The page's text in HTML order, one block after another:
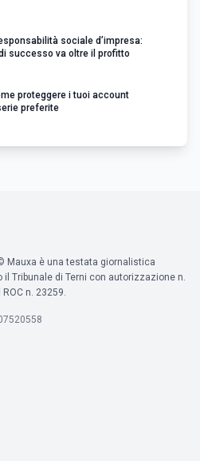
sociale d’impresa:
successo va oltre il profitto
proteggere i tuoi account
preferite
Mauxa è una testata giornalistica
Tribunale di Terni con autorizzazione n.
n. 23259.